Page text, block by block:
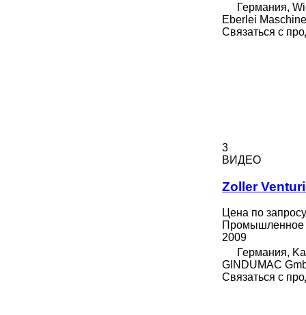
Германия,
Eberlei
Связаться с
3
ВИДЕО
Zoller
Цена по запросу
Промышленное
2009
Германия,
GINDUMAC
Связаться с